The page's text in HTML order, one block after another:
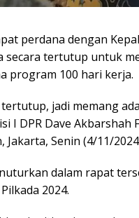
perdana dengan
secara tertutup untuk
program 100 hari kerja.
jadi memang
I DPR Dave
Jakarta, Senin (4/11/
dalam rapat
2024.